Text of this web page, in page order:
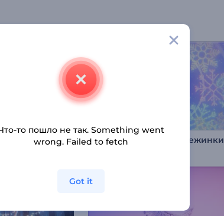
Анимация лого: Простые движения Интро: Новогодние снежинки
то пошло не так. Something went
wrong. Failed to fetch
Got it